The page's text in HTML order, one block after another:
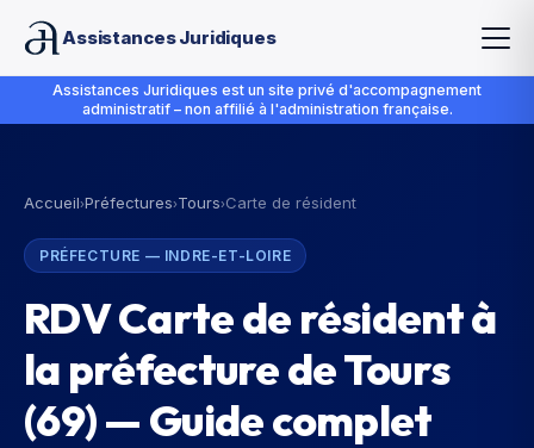
Assistances Juridiques
Assistances Juridiques est un site privé d'accompagnement
administratif – non affilié à l'administration française.
Accueil›Préfectures›Tours›Carte de résident
PRÉFECTURE — INDRE-ET-LOIRE
RDV Carte de résident à
la préfecture de Tours
(69) — Guide complet